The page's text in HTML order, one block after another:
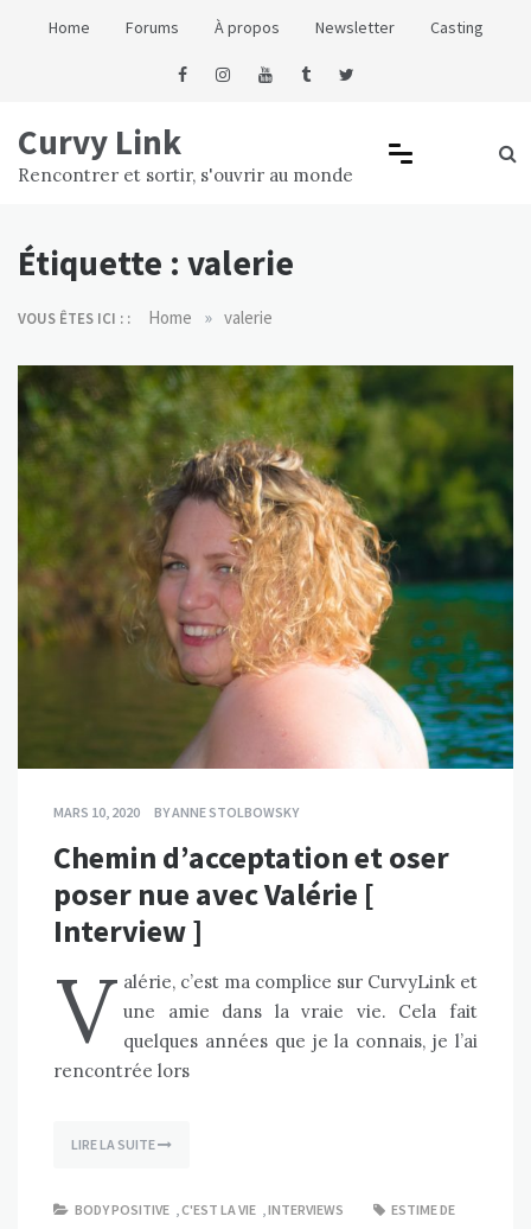
Home Forums À propos Newsletter Casting
Curvy Link
Rencontrer et sortir, s'ouvrir au monde
Étiquette : valerie
VOUS ÊTES ICI : : Home » valerie
MARS 10, 2020 BYANNE STOLBOWSKY
Chemin d’acceptation et oser
poser nue avec Valérie [
Interview ]
V alérie, c’est ma complice sur CurvyLink et
une amie dans la vraie vie. Cela fait
quelques années que je la connais, je l’ai
rencontrée lors
LIRE LA SUITE
BODY POSITIVE C'EST LA VIE INTERVIEWS
ESTIME DE